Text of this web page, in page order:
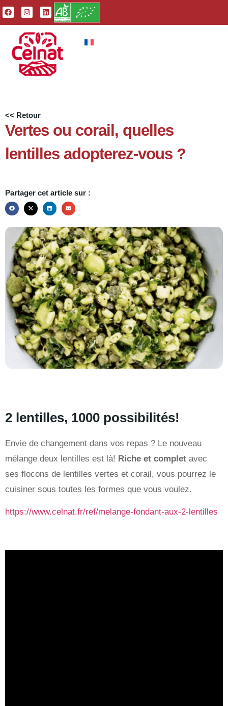
<< Retour
Vertes ou corail, quelles
lentilles adopterez-vous ?
Partager cet article sur :
2 lentilles, 1000 possibilités!
Envie de changement dans vos repas ? Le nouveau
mélange deux lentilles est là! Riche et complet avec
ses flocons de lentilles vertes et corail, vous pourrez le
cuisiner sous toutes les formes que vous voulez.
https://www.celnat.fr/ref/melange-fondant-aux-2-lentilles